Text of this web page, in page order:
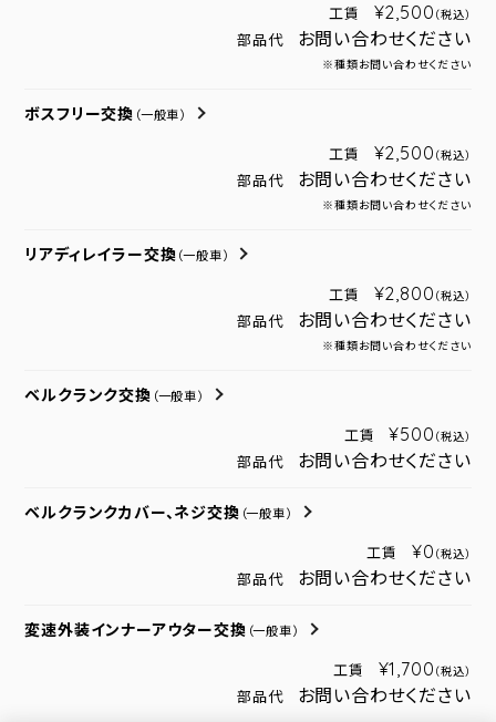
工賃 ¥2,500 （税込）
部品代 お問い合わせください
※種類お問い合わせください
ボスフリー交換 （一般車）
工賃 ¥2,500 （税込）
部品代 お問い合わせください
※種類お問い合わせください
リアディレイラー交換 （一般車）
工賃 ¥2,800 （税込）
部品代 お問い合わせください
※種類お問い合わせください
ベルクランク交換 （一般車）
工賃 ¥500 （税込）
部品代 お問い合わせください
ベルクランクカバー、ネジ交換 （一般車）
工賃 ¥0 （税込）
部品代 お問い合わせください
変速外装インナーアウター交換 （一般車）
工賃 ¥1,700 （税込）
部品代 お問い合わせください